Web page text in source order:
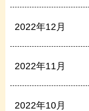
2022年12月
2022年11月
2022年10月